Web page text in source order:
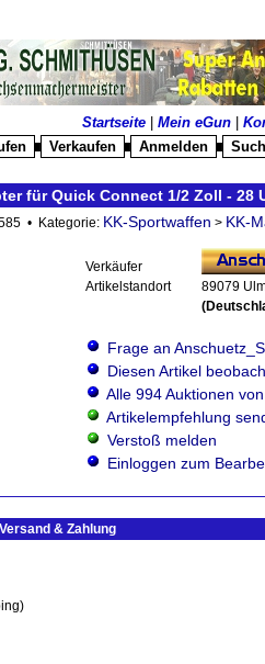
Startseite Mein eGun
Verkaufen Anmelden
für Quick Connect 1/2 Zoll - 28
• Kategorie: KK-Sportwaffen > KK-
Verkäufer
Artikelstandort
89079
Frage an
Diesen Artikel
Alle 994 Auktionen
Artikelempfehlung
Verstoß melden
Einloggen zum
Versand & Zahlung